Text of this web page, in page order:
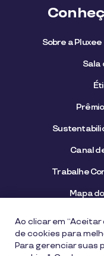
Sobre a Pluxee
Sala
Canal
Trabalhe
Mapa
Ao clicar em
de cookies para
Para gerenciar suas